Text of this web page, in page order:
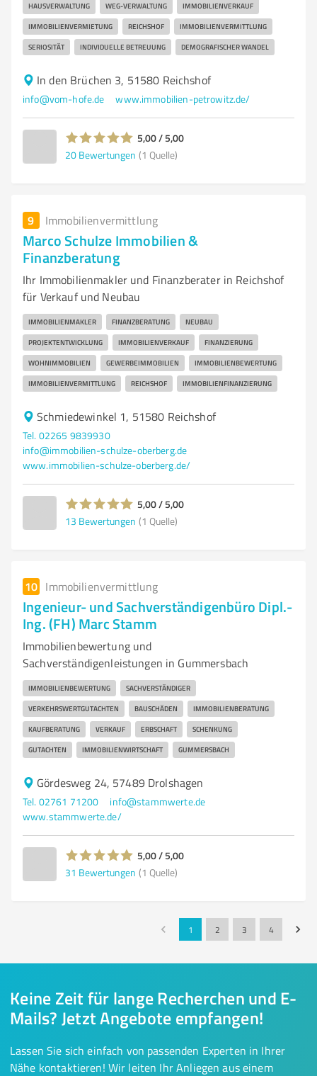
HAUSVERWALTUNG WEG-VERWALTUNG IMMOBILIENVERKAUF
IMMOBILIENVERMIETUNG REICHSHOF IMMOBILIENVERMITTLUNG
SERIOSITÄT INDIVIDUELLE BETREUUNG DEMOGRAFISCHER WANDEL
In den Brüchen 3, 51580 Reichshof
info@vom-hofe.de www.immobilien-petrowitz.de/
5,00 / 5,00
20 Bewertungen (1 Quelle)
9 Immobilienvermittlung
Marco Schulze Immobilien &
Finanzberatung
Ihr Immobilienmakler und Finanzberater in Reichshof
für Verkauf und Neubau
IMMOBILIENMAKLER FINANZBERATUNG NEUBAU
PROJEKTENTWICKLUNG IMMOBILIENVERKAUF FINANZIERUNG
WOHNIMMOBILIEN GEWERBEIMMOBILIEN IMMOBILIENBEWERTUNG
IMMOBILIENVERMITTLUNG REICHSHOF IMMOBILIENFINANZIERUNG
Schmiedewinkel 1, 51580 Reichshof
Tel. 02265 9839930
info@immobilien-schulze-oberberg.de
www.immobilien-schulze-oberberg.de/
5,00 / 5,00
13 Bewertungen (1 Quelle)
10 Immobilienvermittlung
Ingenieur- und Sachverständigenbüro Dipl.-
Ing. (FH) Marc Stamm
Immobilienbewertung und
Sachverständigenleistungen in Gummersbach
IMMOBILIENBEWERTUNG SACHVERSTÄNDIGER
VERKEHRSWERTGUTACHTEN BAUSCHÄDEN IMMOBILIENBERATUNG
KAUFBERATUNG VERKAUF ERBSCHAFT SCHENKUNG
GUTACHTEN IMMOBILIENWIRTSCHAFT GUMMERSBACH
Gördesweg 24, 57489 Drolshagen
Tel. 02761 71200
info@stammwerte.de
www.stammwerte.de/
5,00 / 5,00
31 Bewertungen (1 Quelle)
1 2 3 4
Keine Zeit für lange Recherchen und E-
Mails? Jetzt Angebote empfangen!
Lassen Sie sich einfach von passenden Experten in Ihrer
Nähe kontaktieren! Wir leiten Ihr Anliegen aus einem